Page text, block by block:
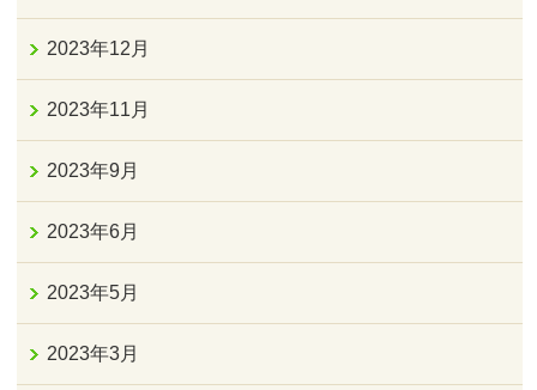
2023年12月
2023年11月
2023年9月
2023年6月
2023年5月
2023年3月